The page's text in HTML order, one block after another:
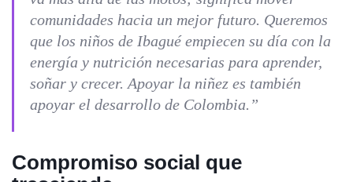
comunidades hacia un mejor futuro. Queremos
que los niños de Ibagué empiecen su día con la
energía y nutrición necesarias para aprender,
soñar y crecer. Apoyar la niñez es también
apoyar el desarrollo de Colombia.”
Compromiso social que